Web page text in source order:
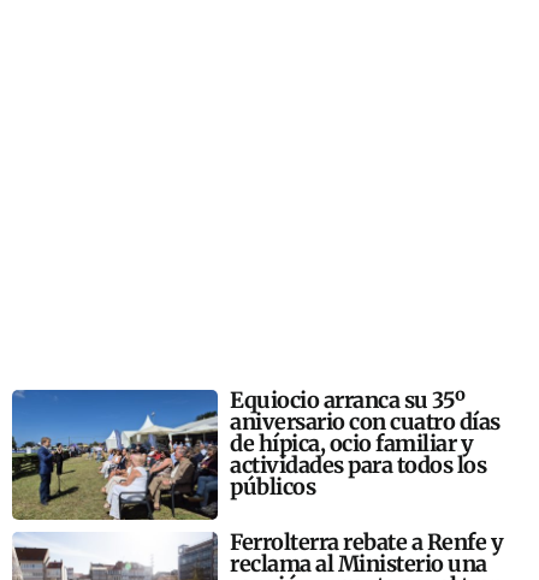
Equiocio arranca su 35º
aniversario con cuatro días
de hípica, ocio familiar y
actividades para todos los
públicos
Ferrolterra rebate a Renfe y
reclama al Ministerio una